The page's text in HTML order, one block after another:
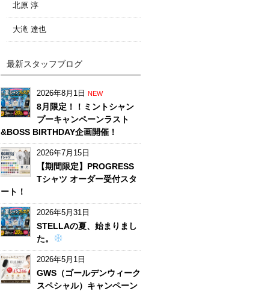
北原 淳
大滝 達也
最新スタッフブログ
2026年8月1日 NEW
8月限定！！ミントシャン
プーキャンペーンラスト
&BOSS BIRTHDAY企画開催！
2026年7月15日
【期間限定】PROGRESS
Tシャツ オーダー受付スタ
ート！
2026年5月31日
STELLAの夏、始まりまし
た。
2026年5月1日
GWS（ゴールデンウィーク
スペシャル）キャンペーン